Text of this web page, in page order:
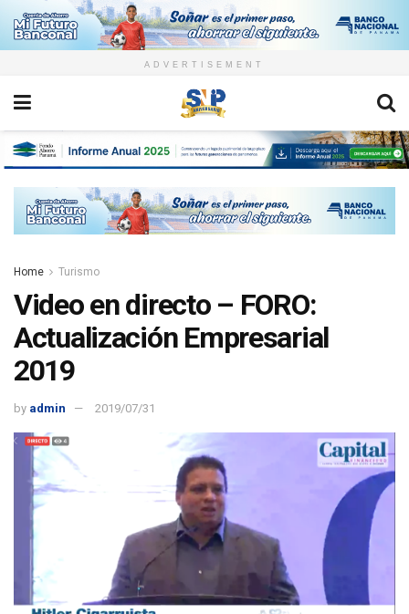
ADVERTISEMENT
Home Turismo
Video en directo – FORO:
Actualización Empresarial
2019
by admin 2019/07/31